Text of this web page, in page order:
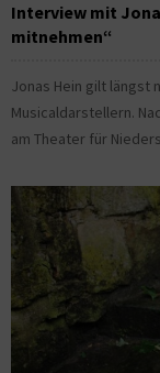
Interview mit
mitnehmen“
Jonas Hein gilt längst
Musicaldarstellern.
am Theater für